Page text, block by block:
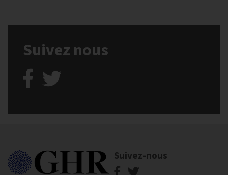
Suivez nous
Suivez-nous